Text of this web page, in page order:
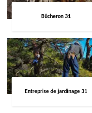
Bûcheron 31
Entreprise de jardinage 31